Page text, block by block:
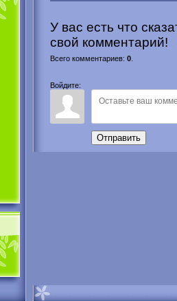
У вас есть что
свой комментарий!
Всего комментариев: 0
Войдите:
Отправить